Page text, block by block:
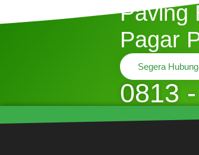
Paving
Pagar
Segera
0813